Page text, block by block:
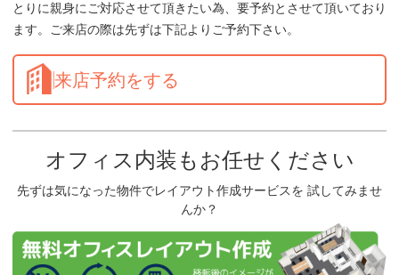
とりに親身にご対応させて頂きたい為、要予約とさせて頂いており
ます。ご来店の際は先ずは下記よりご予約下さい。
来店予約をする
オフィス内装もお任せください
先ずは気になった物件でレイアウト作成サービスを 試してみませ
んか？